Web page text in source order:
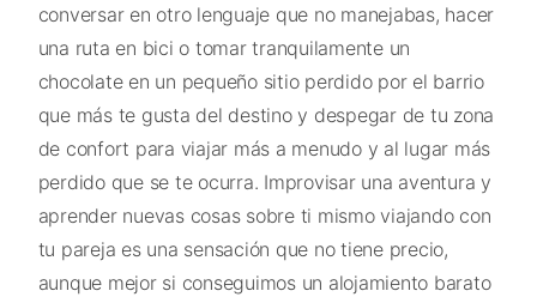
conversar en otro lenguaje que no manejabas, hacer
una ruta en bici o tomar tranquilamente un
chocolate en un pequeño sitio perdido por el barrio
que más te gusta del destino y despegar de tu zona
de confort para viajar más a menudo y al lugar más
perdido que se te ocurra. Improvisar una aventura y
aprender nuevas cosas sobre ti mismo viajando con
tu pareja es una sensación que no tiene precio,
aunque mejor si conseguimos un alojamiento barato